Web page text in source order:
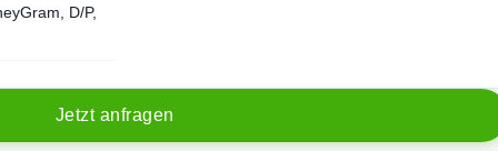
D/P,
Jetzt anfragen